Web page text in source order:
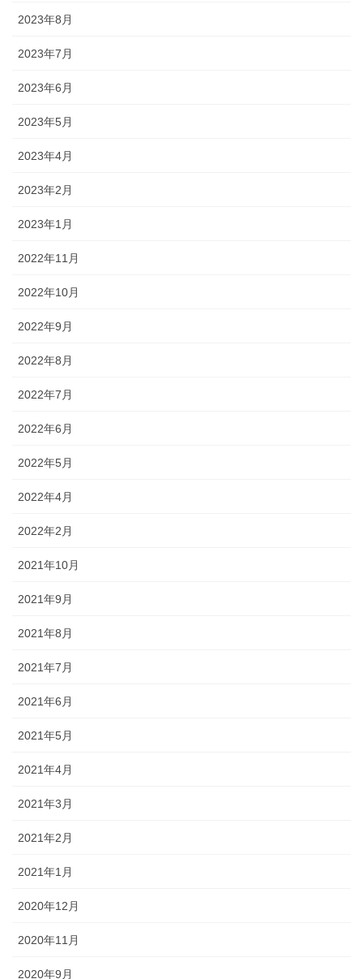
2023年8月
2023年7月
2023年6月
2023年5月
2023年4月
2023年2月
2023年1月
2022年11月
2022年10月
2022年9月
2022年8月
2022年7月
2022年6月
2022年5月
2022年4月
2022年2月
2021年10月
2021年9月
2021年8月
2021年7月
2021年6月
2021年5月
2021年4月
2021年3月
2021年2月
2021年1月
2020年12月
2020年11月
2020年9月